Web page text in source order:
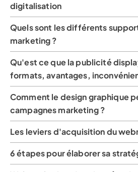
digitalisation
Quels sont les différents
marketing ?
Qu'est ce que la publicité
formats, avantages,
Comment le design graphique
campagnes marketing ?
Les leviers d'acquisition du
6 étapes pour élaborer sa